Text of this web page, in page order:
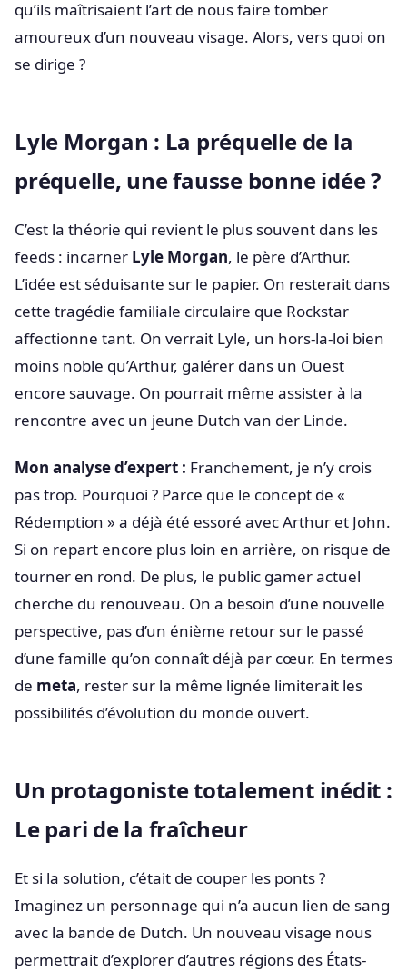
qu’ils maîtrisaient l’art de nous faire tomber
amoureux d’un nouveau visage. Alors, vers quoi on
se dirige ?
Lyle Morgan : La préquelle de la
préquelle, une fausse bonne idée ?
C’est la théorie qui revient le plus souvent dans les
feeds : incarner Lyle Morgan, le père d’Arthur.
L’idée est séduisante sur le papier. On resterait dans
cette tragédie familiale circulaire que Rockstar
affectionne tant. On verrait Lyle, un hors-la-loi bien
moins noble qu’Arthur, galérer dans un Ouest
encore sauvage. On pourrait même assister à la
rencontre avec un jeune Dutch van der Linde.
Mon analyse d’expert : Franchement, je n’y crois
pas trop. Pourquoi ? Parce que le concept de «
Rédemption » a déjà été essoré avec Arthur et John.
Si on repart encore plus loin en arrière, on risque de
tourner en rond. De plus, le public gamer actuel
cherche du renouveau. On a besoin d’une nouvelle
perspective, pas d’un énième retour sur le passé
d’une famille qu’on connaît déjà par cœur. En termes
de meta, rester sur la même lignée limiterait les
possibilités d’évolution du monde ouvert.
Un protagoniste totalement inédit :
Le pari de la fraîcheur
Et si la solution, c’était de couper les ponts ?
Imaginez un personnage qui n’a aucun lien de sang
avec la bande de Dutch. Un nouveau visage nous
permettrait d’explorer d’autres régions des États-